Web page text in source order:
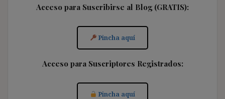
Acceso para Suscribirse al Blog (GRATIS):
Pincha aquí
Acceso para Suscriptores Registrados:
Pincha aquí